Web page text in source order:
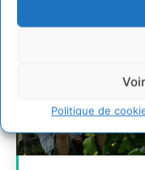
Politique de